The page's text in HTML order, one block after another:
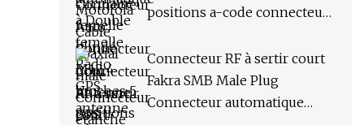
radio automobile
positions a-code connecteur
pour capteur et actionneurs
de manipulation de
matériaux de bus de terrain
Connecteur RF à sertir court
Fakra SMB Male Plug
Connecteur automatique